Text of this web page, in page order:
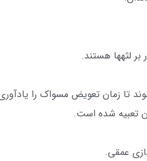
تعبیه شده است.